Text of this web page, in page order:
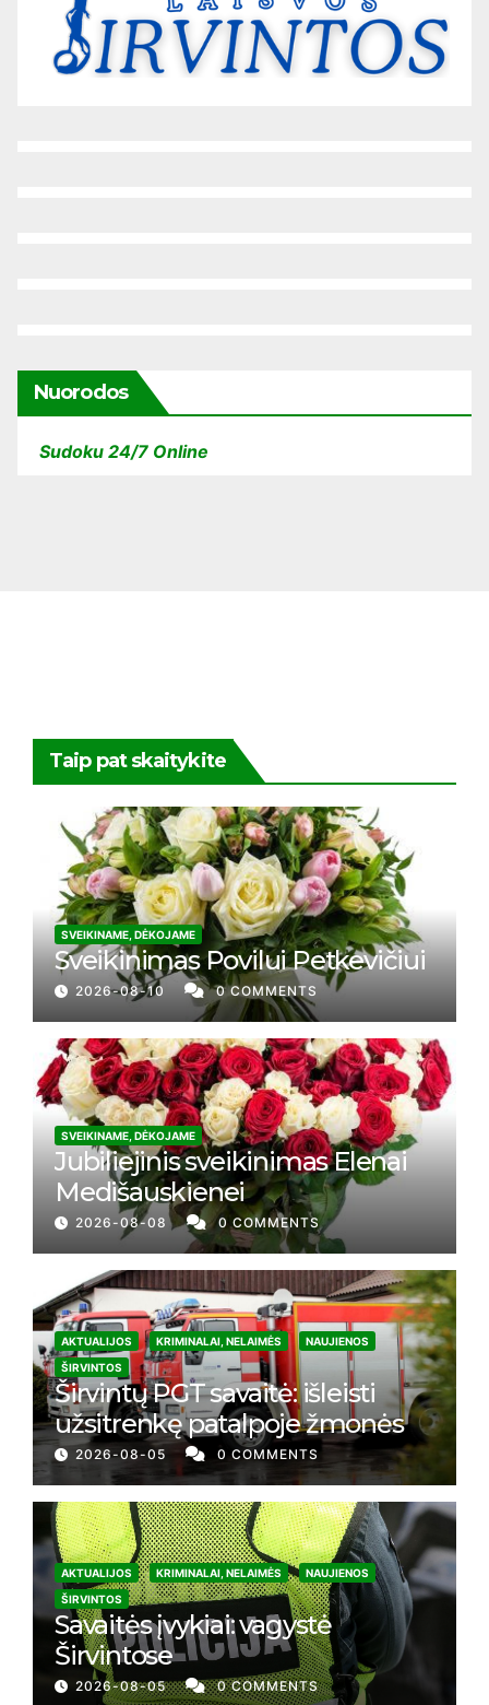
Nuorodos
Sudoku 24/7 Online
Taip pat skaitykite
SVEIKINAME, DĖKOJAME
Sveikinimas Povilui Petkevičiui
2026-08-10 0 COMMENTS
SVEIKINAME, DĖKOJAME
Jubiliejinis sveikinimas Elenai
Medišauskienei
2026-08-08 0 COMMENTS
AKTUALIJOS KRIMINALAI, NELAIMĖS
NAUJIENOS
ŠIRVINTOS
Širvintų PGT savaitė: išleisti
užsitrenkę patalpoje žmonės
2026-08-05 0 COMMENTS
AKTUALIJOS KRIMINALAI, NELAIMĖS
NAUJIENOS
ŠIRVINTOS
Savaitės įvykiai: vagystė
Širvintose
2026-08-05 0 COMMENTS